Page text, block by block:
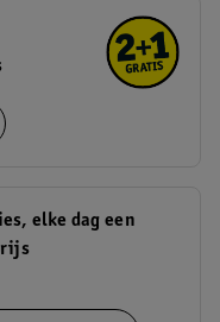
elke dag een